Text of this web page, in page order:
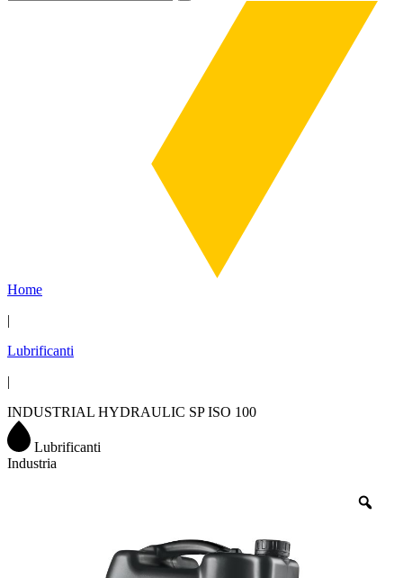
Home
|
Lubrificanti
|
INDUSTRIAL HYDRAULIC SP ISO 100
Lubrificanti
Industria